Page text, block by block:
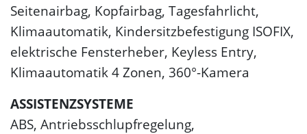
Seitenairbag, Kopfairbag, Tagesfahrlicht,
Klimaautomatik, Kindersitzbefestigung ISOFIX,
elektrische Fensterheber, Keyless Entry,
Klimaautomatik 4 Zonen, 360°-Kamera
ASSISTENZSYSTEME
ABS, Antriebsschlupfregelung,